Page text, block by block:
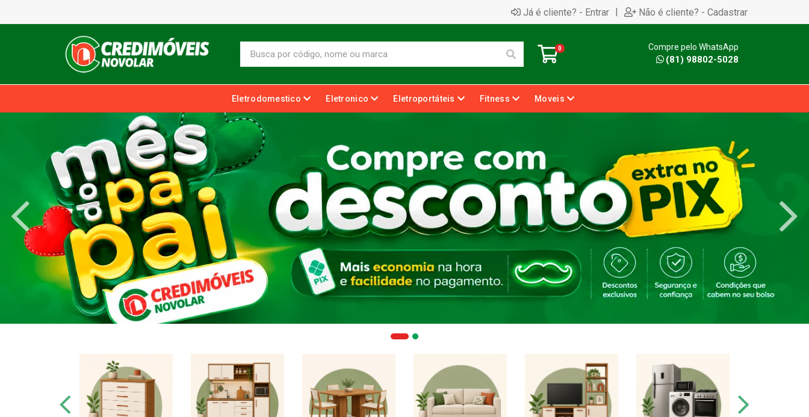
Já é cliente? - Entrar | Não é cliente? - Cadastrar
0 Compre pelo WhatsApp
(81) 98802-5028
Eletrodomestico Eletronico Eletroportáteis Fitness Moveis